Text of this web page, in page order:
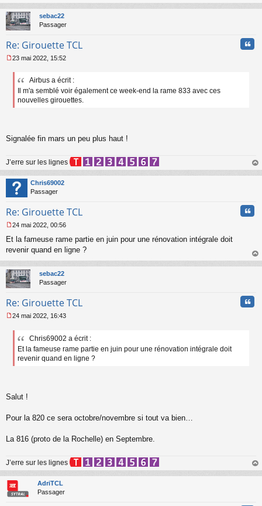
a
g
e
o
l
au
sebac22
Passager
Re: Girouette TCL
e
g
n
u
23 mai 2022, 15:52
Airbus a écrit :
Il m'a semblé voir également ce week-end la rame 833 avec ces
nouvelles girouettes.
Signalée fin mars un peu plus haut !
J’erre sur les lignes
au
Chris69002
Passager
Re: Girouette TCL
e
s
a
g
e
o
l
24 mai 2022, 00:56
Et la fameuse rame partie en juin pour une rénovation intégrale doit
revenir quand en ligne ?
au
sebac22
Passager
Re: Girouette TCL
e
g
o
n
u
24 mai 2022, 16:43
Chris69002 a écrit :
Et la fameuse rame partie en juin pour une rénovation intégrale doit
revenir quand en ligne ?
Salut !
Pour la 820 ce sera octobre/novembre si tout va bien…
La 816 (proto de la Rochelle) en Septembre.
J’erre sur les lignes
au
AdriTCL
Passager